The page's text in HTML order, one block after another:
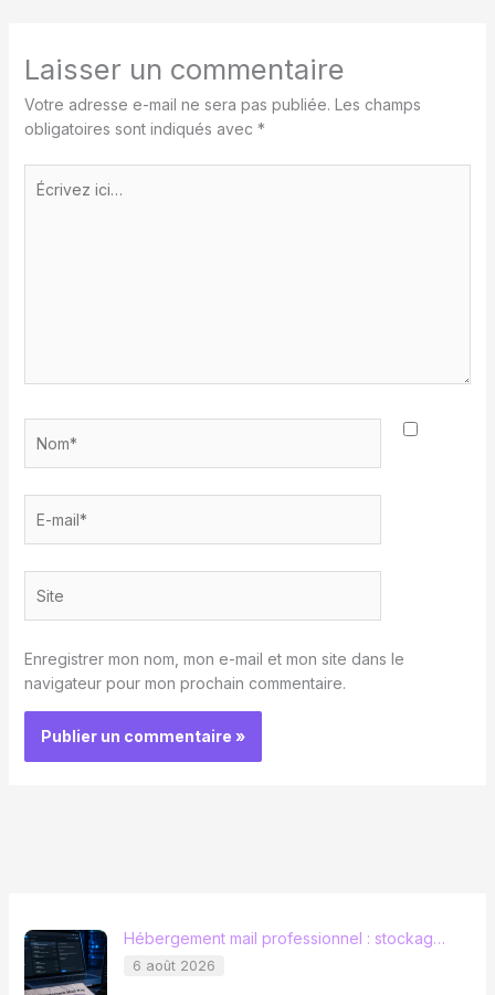
Laisser un commentaire
Votre adresse e-mail ne sera pas publiée. Les champs
obligatoires sont indiqués avec *
ici…
mail*
Enregistrer mon nom, mon e-mail et mon site dans le
navigateur pour mon prochain commentaire.
Hébergement mail professionnel : stockag…
6 août 2026